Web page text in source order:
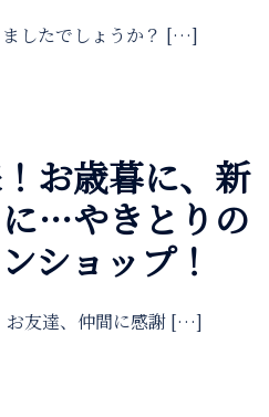
ましたでしょうか？ […]
お歳暮に、新
…やきとりの
ショップ！
お友達、仲間に感謝 […]